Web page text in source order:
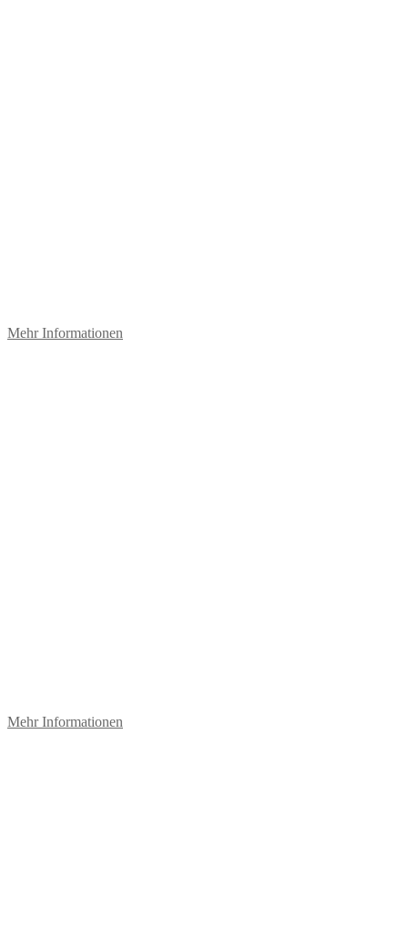
Mehr Informationen
Mehr Informationen